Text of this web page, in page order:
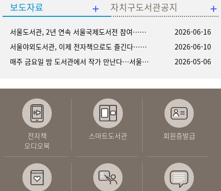
보도자료 자치구도서관공지
서울도서관, 2년 연속 서울국제도서전 참여…신한은행과 손잡고 ‘질문이 자산이 되는’ 독서 경험 제시
2026-06-16
서울야외도서관, 이제 전자책으로도 즐긴다…서울시, 예스24와 위치 기반 전자책 서비스 시범 운영
2026-06-10
매주 금요일 밤 도서관에서 작가 만난다…서울 전역 ‘작가힙톡’ 운영
2026-05-06
전자책
오디오북
스마트도서관 회원증발급